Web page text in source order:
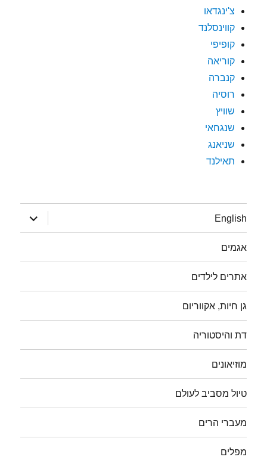
צ'ינגדאו
קווינסלנד
קופיפי
קוריאה
קנברה
רוסיה
שוויץ
שנגחאי
שניאנג
תאילנד
English
הצג
תפריט
אגמים
אתרים לילדים
גן חיות, אקווריום
דת והיסטוריה
מוזיאונים
טיול מסביב לעולם
מעברי הרים
מפלים